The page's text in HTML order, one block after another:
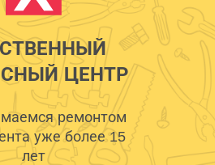
ЦЕНТР
ремонтом
уже более 15
лет